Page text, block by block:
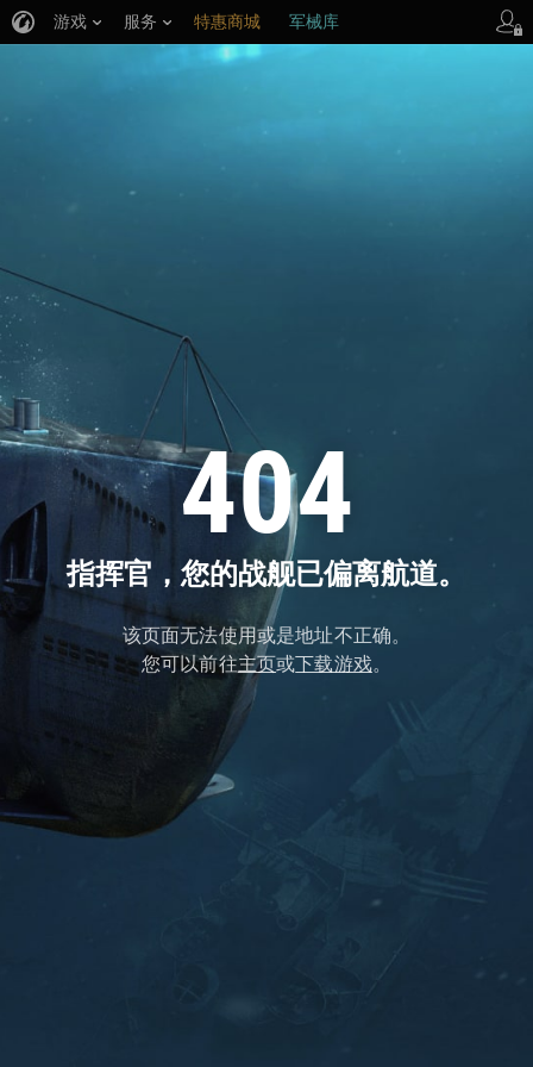
404
指挥官，您的战舰已偏离航道。
该页面无法使用或是地址不正确。
您可以前往主页或下载游戏。
游戏 服务 特惠商城 军械库